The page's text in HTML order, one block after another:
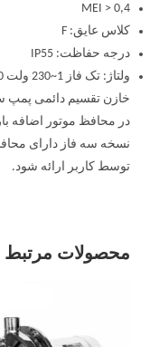
MEI > 0,4
کلاس عایق: F
درجه حفاظت: IP55
ولتاژ: تک فاز 1~230 ولت 10%، سه فاز 3~230/400 ولت 10%
در محافظ موتور اضافه
نسخه سه فاز دارای
توسط کاربر ارائه شود.
محصولات مرتبط